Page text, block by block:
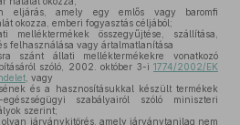
eljárás, amely egy emlős vagy baromfi
okozza, emberi fogyasztás céljából;
melléktermékek összegyűjtése, szállítása,
felhasználása vagy ártalmatlanítása
szánt állati melléktermékekre vonatkozó
szóló, 2002. október 3-i 1774/2002/EK
, vagy
és a hasznosításukkal készült termékek
szabályairól szóló miniszteri
szerint;
olyan járványkitörés, amely járványtanilag nem